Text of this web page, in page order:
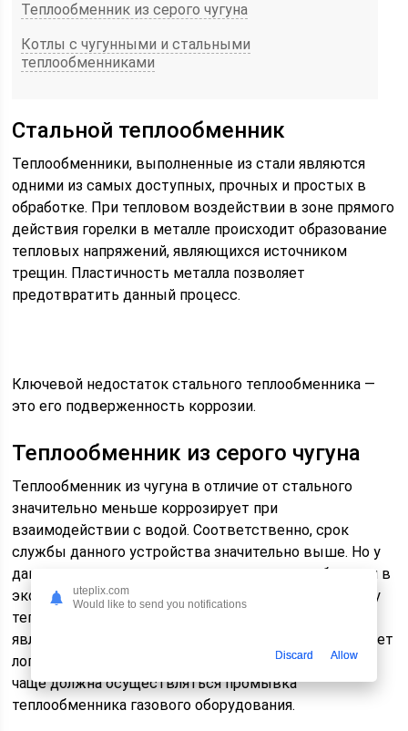
Теплообменник из серого чугуна
Котлы с чугунными и стальными
теплообменниками
Стальной теплообменник
Теплообменники, выполненные из стали являются
одними из самых доступных, прочных и простых в
обработке. При тепловом воздействии в зоне прямого
действия горелки в металле происходит образование
тепловых напряжений, являющихся источником
трещин. Пластичность металла позволяет
предотвратить данный процесс.
Ключевой недостаток стального теплообменника —
это его подверженность коррозии.
Теплообменник из серого чугуна
Теплообменник из чугуна в отличие от стального
значительно меньше коррозирует при
взаимодействии с водой. Соответственно, срок
службы данного устройства значительно выше. Но у
данного материала достаточно высокие требования в
эксплуатации. Это связано с тем, что граница между
теплой и сильно нагретой частями теплообменника
является опасной зоной, в таких местах металл может
лопнуть. Во избежание данной проблемы как можно
чаще должна осуществляться промывка
теплообменника газового оборудования.
uteplix.com
Would like to send you notifications
Discard Allow